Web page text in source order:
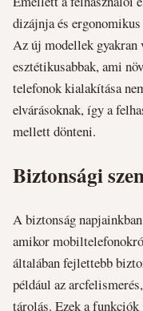
dizájnja és
Az új modellek gyakran
esztétikusabbak, ami
telefonok kialakítása
elvárásoknak, így a
mellett dönteni.
Biztonsági
A biztonság
amikor
általában fejlettebb
például az
tárolás. Ezek a